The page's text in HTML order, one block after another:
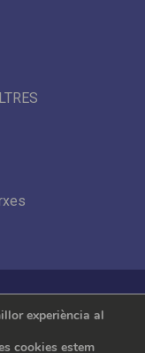
experiència al
cookies estem